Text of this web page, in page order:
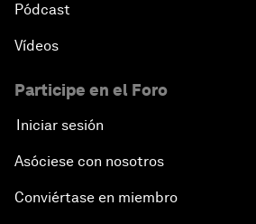
Pódcast
Vídeos
Participe en el Foro
Iniciar sesión
Asóciese con nosotros
Conviértase en miembro